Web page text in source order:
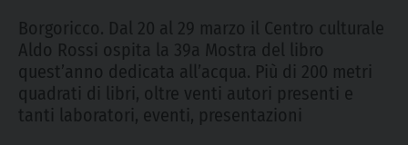
Borgoricco. Dal 20 al 29 marzo il Centro culturale
Aldo Rossi ospita la 39a Mostra del libro
quest’anno dedicata all’acqua. Più di 200 metri
quadrati di libri, oltre venti autori presenti e
tanti laboratori, eventi, presentazioni